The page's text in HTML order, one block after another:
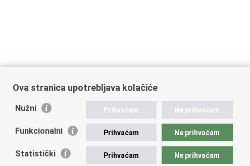
Ova stranica upotrebljava kolačiće
Nužni Prihvaćam Ne prihvaćam
Funkcionalni Prihvaćam Ne prihvaćam
Statistički Prihvaćam Ne prihvaćam